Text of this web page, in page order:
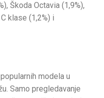
Škoda Octavia (1,9%),
klase (1,2%) i
modela u
Samo pregledavanje